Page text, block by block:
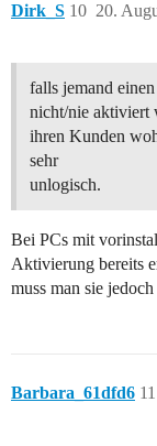
Dirk_S 20.
10
falls jemand
nicht/nie aktiviert
ihren Kunden
sehr
unlogisch.
Bei PCs mit
Aktivierung bereits
muss man sie
Barbara_61dfd6 11